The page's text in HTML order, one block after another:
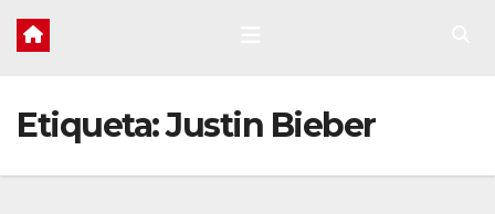
Etiqueta:Justin Bieber